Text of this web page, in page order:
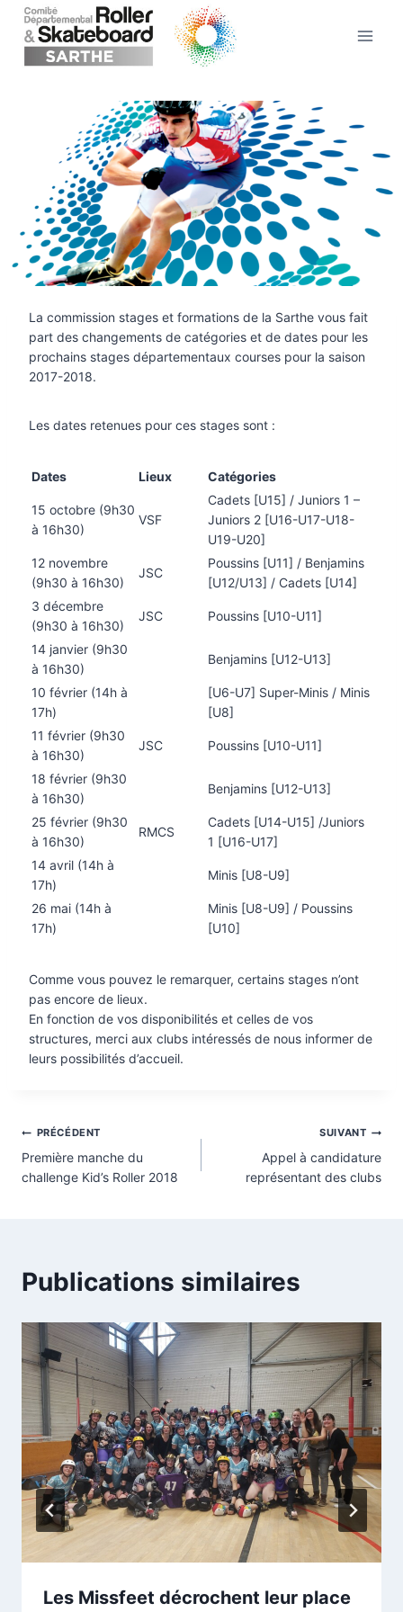
Aller
contenu
La commission stages et formations de la Sarthe vous fait
part des changements de catégories et de dates pour les
prochains stages départementaux courses pour la saison
2017-2018.
Les dates retenues pour ces stages sont :
Dates Lieux Catégories
15 octobre (9h30
à 16h30)
VSF
Cadets [U15] / Juniors 1 –
Juniors 2 [U16-U17-U18-
U19-U20]
12 novembre
(9h30 à 16h30)
JSC
Poussins [U11] / Benjamins
[U12/U13] / Cadets [U14]
3 décembre
(9h30 à 16h30)
JSC Poussins [U10-U11]
14 janvier (9h30
à 16h30)
Benjamins [U12-U13]
10 février (14h à
17h)
[U6-U7] Super-Minis / Minis
[U8]
11 février (9h30
à 16h30)
JSC Poussins [U10-U11]
18 février (9h30
à 16h30)
Benjamins [U12-U13]
25 février (9h30
à 16h30)
RMCS
Cadets [U14-U15] /Juniors
1 [U16-U17]
14 avril (14h à
17h)
Minis [U8-U9]
26 mai (14h à
17h)
Minis [U8-U9] / Poussins
[U10]
Comme vous pouvez le remarquer, certains stages n’ont
pas encore de lieux.
En fonction de vos disponibilités et celles de vos
structures, merci aux clubs intéressés de nous informer de
leurs possibilités d’accueil.
Navigation
de
PRÉCÉDENT
Première manche du
challenge Kid’s Roller 2018
SUIVANT
Appel à candidature
représentant des clubs
Publications similaires
Les Missfeet décrochent leur place